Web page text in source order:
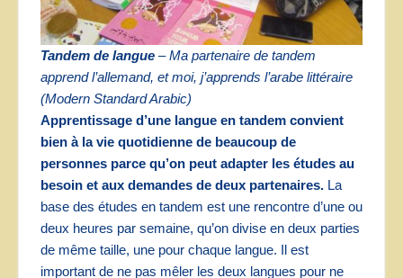
Tandem de langue –Ma partenaire de tandem
apprend l’allemand, et moi, j’apprends l’arabe littéraire
(Modern Standard Arabic)
Apprentissage d’une langue en tandem convient
bien à la vie quotidienne de beaucoup de
personnes parce qu’on peut adapter les études au
besoin et aux demandes de deux partenaires. La
base des études en tandem est une rencontre d’une ou
deux heures par semaine, qu’on divise en deux parties
de même taille, une pour chaque langue. Il est
important de ne pas mêler les deux langues pour ne